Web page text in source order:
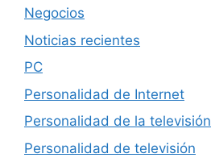
Negocios
Noticias recientes
PC
Personalidad de Internet
Personalidad de la televisión
Personalidad de televisión